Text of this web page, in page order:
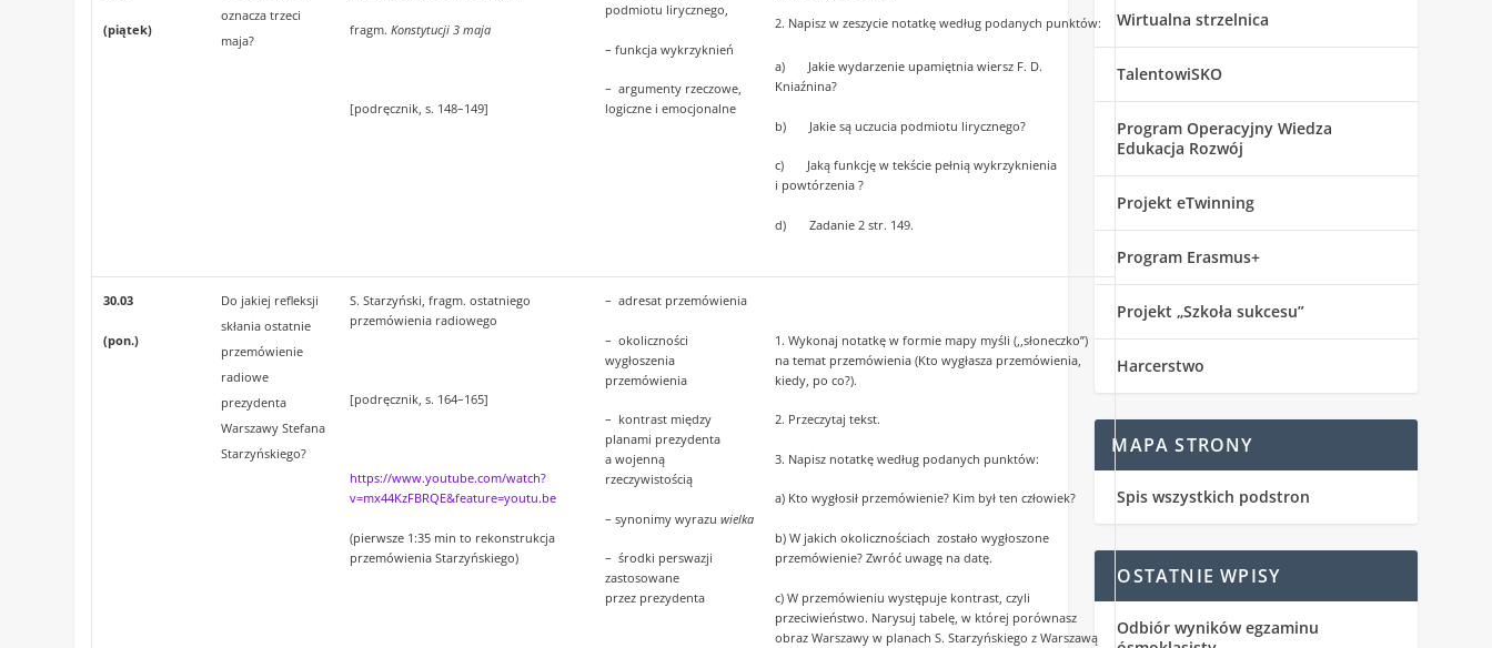
(piątek)
oznacza trzeci
maja?
fragm. Konstytucji 3 maja
[podręcznik, s. 148–149]
podmiotu lirycznego,
– funkcja wykrzyknień
– argumenty rzeczowe,
logiczne i emocjonalne
Napisz w zeszycie notatkę według podanych punktów:
a) Jakie wydarzenie upamiętnia wiersz F. D.
Kniaźnina?
b) Jakie są uczucia podmiotu lirycznego?
c) Jaką funkcję w tekście pełnią wykrzyknienia
i powtórzenia ?
d) Zadanie 2 str. 149.
30.03
(pon.)
Do jakiej refleksji
skłania ostatnie
przemówienie
radiowe
prezydenta
Warszawy Stefana
Starzyńskiego?
S. Starzyński, fragm. ostatniego
przemówienia radiowego
[podręcznik, s. 164–165]
https://www.youtube.com/watch?
v=mx44KzFBRQE&feature=youtu.be
(pierwsze 1:35 min to rekonstrukcja
przemówienia Starzyńskiego)
– adresat przemówienia
– okoliczności
wygłoszenia
przemówienia
– kontrast między
planami prezydenta
a wojenną
rzeczywistością
– synonimy wyrazu wielka
– środki perswazji
zastosowane
przez prezydenta
1. Wykonaj notatkę w formie mapy myśli (,,słoneczko”)
na temat przemówienia (Kto wygłasza przemówienia,
kiedy, po co?).
2. Przeczytaj tekst.
3. Napisz notatkę według podanych punktów:
a) Kto wygłosił przemówienie? Kim był ten człowiek?
b) W jakich okolicznościach zostało wygłoszone
przemówienie? Zwróć uwagę na datę.
c) W przemówieniu występuje kontrast, czyli
przeciwieństwo. Narysuj tabelę, w której porównasz
obraz Warszawy w planach S. Starzyńskiego z Warszawą
Wirtualna strzelnica
TalentowiSKO
Program Operacyjny Wiedza
Edukacja Rozwój
Projekt eTwinning
Program Erasmus+
Projekt „Szkoła sukcesu”
Harcerstwo
MAPA STRONY
Spis wszystkich podstron
OSTATNIE WPISY
Odbiór wyników egzaminu